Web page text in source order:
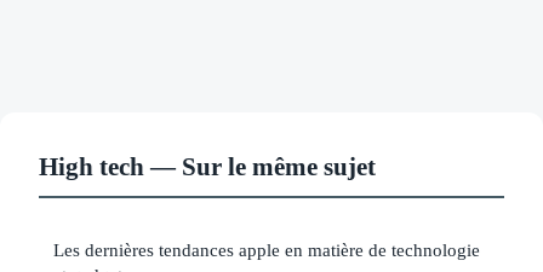
High tech — Sur le même sujet
Les dernières tendances apple en matière de technologie